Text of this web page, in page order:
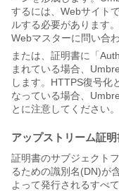
するには、Webサイト
ルする必要があります
Webマスターに問い合
または、証明書に「
まれている場合、
します。HTTPS復号化
なっている場合、
とに注意してください。
アップストリーム証
証明書のサブジェクト
るための識別名(DN)が
よって発行されるすべ